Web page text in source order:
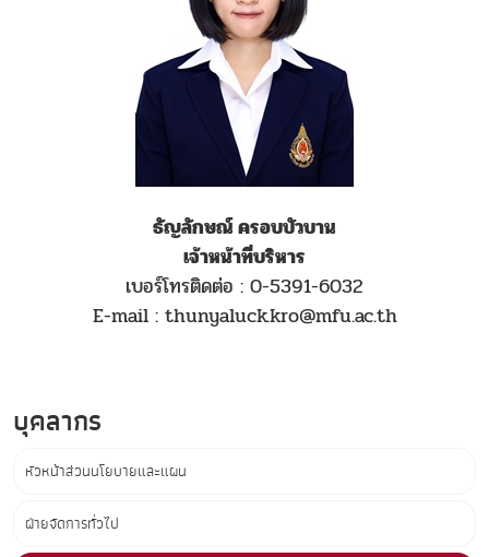
ธัญลักษณ์ ครอบบัวบาน
เจ้าหน้าที่บริหาร
เบอร์โทรติดต่อ : 0-5391-6032
E-mail : thunyaluck.kro@mfu.ac.th
บุคลากร
หัวหน้าส่วนนโยบายและแผน
ฝ่ายจัดการทั่วไป